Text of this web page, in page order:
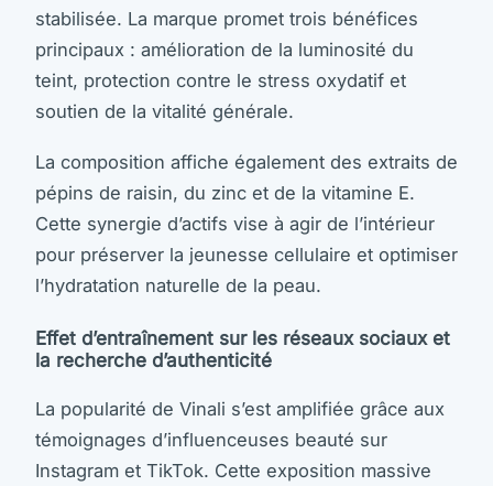
stabilisée. La marque promet trois bénéfices
principaux : amélioration de la luminosité du
teint, protection contre le stress oxydatif et
soutien de la vitalité générale.
La composition affiche également des extraits de
pépins de raisin, du zinc et de la vitamine E.
Cette synergie d’actifs vise à agir de l’intérieur
pour préserver la jeunesse cellulaire et optimiser
l’hydratation naturelle de la peau.
Effet d’entraînement sur les réseaux sociaux et
la recherche d’authenticité
La popularité de Vinali s’est amplifiée grâce aux
témoignages d’influenceuses beauté sur
Instagram et TikTok. Cette exposition massive